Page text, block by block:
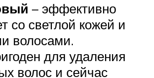
– эффективно
со светлой кожей и
волосами.
для удаления
волос и сейчас